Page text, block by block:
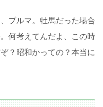
ブルマ。牡馬だった場合
何考えてんだよ、この時
？昭和かっての？本当に